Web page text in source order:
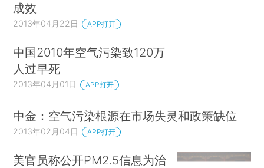
成效
2013年04月22日 APP打开
中国2010年空气污染致120万
人过早死
2013年04月01日 APP打开
中金：空气污染根源在市场失灵和政策缺位
2013年02月04日 APP打开
美官员称公开PM2.5信息为治